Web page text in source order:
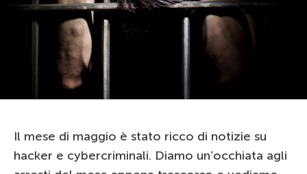
Il mese di maggio è stato ricco di notizie su
hacker e cybercriminali. Diamo un’occhiata agli